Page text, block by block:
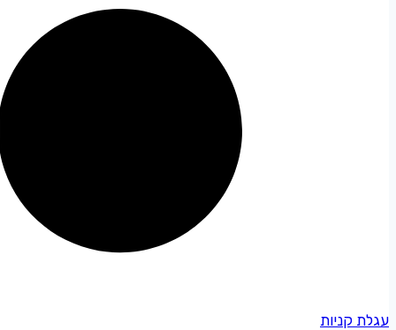
עגלת קניות